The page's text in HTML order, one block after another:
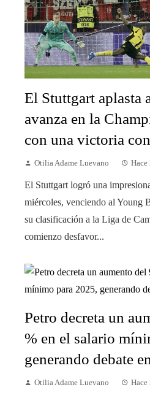
El Stuttgart aplasta
avanza en la
con una victoria
Otilia Adame Luevano Hace
El Stuttgart logró una
miércoles, venciendo al Young
su clasificación a la Liga de
comienzo desfavor...
Petro decreta un
% en el salario
generando debate
Otilia Adame Luevano Hace